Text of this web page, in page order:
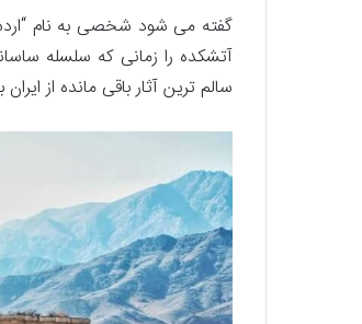
گفته می شود شخصی به نام
آتشکده را زمانی که سلسله
سالم ترین آثار باقی مانده از